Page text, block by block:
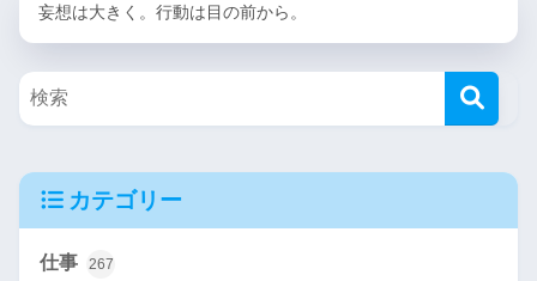
妄想は大きく。行動は目の前から。
カテゴリー
仕事 267